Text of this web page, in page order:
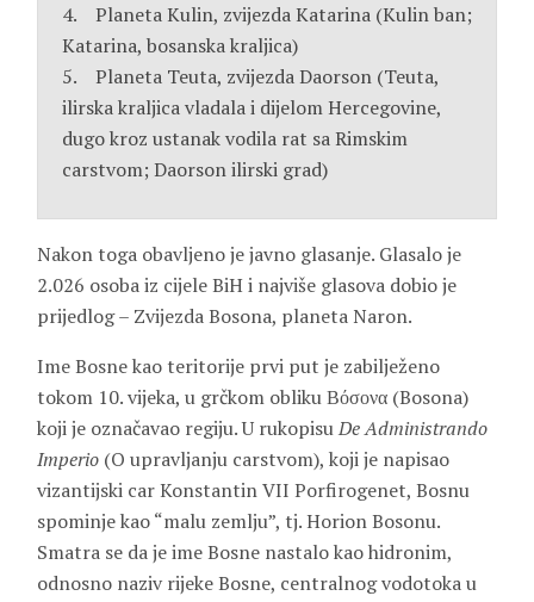
4. Planeta Kulin, zvijezda Katarina (Kulin ban;
Katarina, bosanska kraljica)
5. Planeta Teuta, zvijezda Daorson (Teuta,
ilirska kraljica vladala i dijelom Hercegovine,
dugo kroz ustanak vodila rat sa Rimskim
carstvom; Daorson ilirski grad)
Nakon toga obavljeno je javno glasanje. Glasalo je
2.026 osoba iz cijele BiH i najviše glasova dobio je
prijedlog – Zvijezda Bosona, planeta Naron.
Ime Bosne kao teritorije prvi put je zabilježeno
tokom 10. vijeka, u grčkom obliku Βόσονα (Bosona)
koji je označavao regiju. U rukopisuDe Administrando
Imperio (O upravljanju carstvom), koji je napisao
vizantijski car Konstantin VII Porfirogenet, Bosnu
spominje kao “malu zemlju”, tj. Horion Bosonu.
Smatra se da je ime Bosne nastalo kao hidronim,
odnosno naziv rijeke Bosne, centralnog vodotoka u